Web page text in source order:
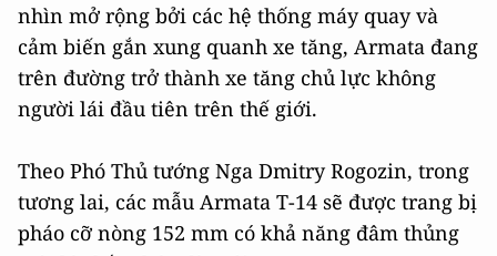
nhìn mở rộng bởi các hệ thống máy quay và
cảm biến gắn xung quanh xe tăng, Armata đang
trên đường trở thành xe tăng chủ lực không
người lái đầu tiên trên thế giới.
Theo Phó Thủ tướng Nga Dmitry Rogozin, trong
tương lai, các mẫu Armata T-14 sẽ được trang bị
pháo cỡ nòng 152 mm có khả năng đâm thủng